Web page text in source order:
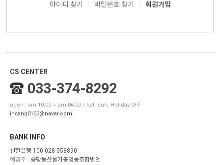
아이디 찾기 비밀번호 찾기 회원가입
CS CENTER
033-374-8292
open : am 10:00 ~ pm 06:00 / Sat, Sun, Holiday OFF
insang0103@naver.com
BANK INFO
신한은행 100-028-558890
예금주 : 승당농산물가공영농조합법인